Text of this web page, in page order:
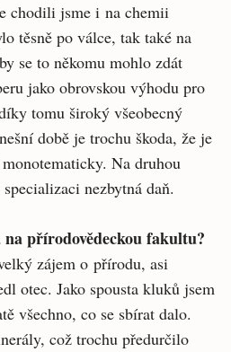
chodili jsme i na chemii
těsně po válce, tak také na
se to někomu mohlo zdát
jako obrovskou výhodu pro
tomu široký všeobecný
době je trochu škoda, že je
Na druhou
nezbytná daň.
přírodovědeckou fakultu?
zájem o přírodu, asi
otec. Jako spousta kluků jsem
všechno, co se sbírat dalo.
což trochu předurčilo